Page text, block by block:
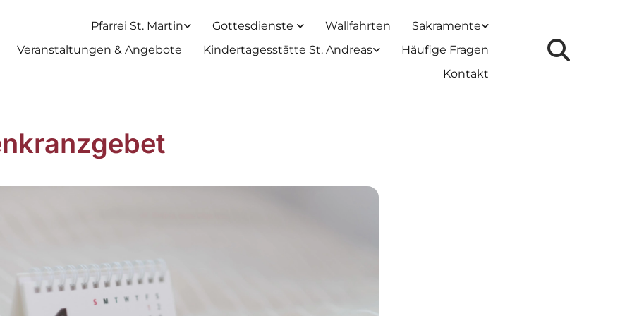
Pfarrei St. Martin Gottesdienste Wallfahrten
Sakramente
Veranstaltungen & Angebote
Kindertagesstätte St. Andreas
Häufige Fragen
Kontakt